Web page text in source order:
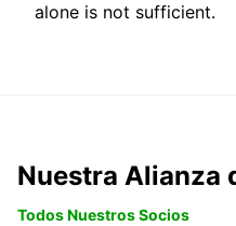
alone is not sufficient.
Nuestra Alianza
Todos Nuestros Socios